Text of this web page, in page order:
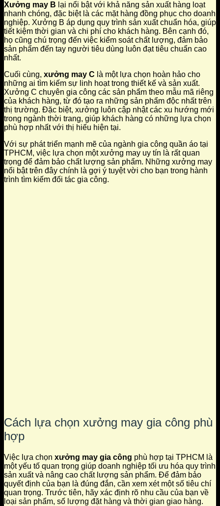
Xưởng may B lại nổi bật với khả năng sản xuất hàng loạt
nhanh chóng, đặc biệt là các mặt hàng đồng phục cho doanh
nghiệp. Xưởng B áp dụng quy trình sản xuất chuẩn hóa, giúp
tiết kiệm thời gian và chi phí cho khách hàng. Bên cạnh đó,
họ cũng chú trọng đến việc kiểm soát chất lượng, đảm bảo
sản phẩm đến tay người tiêu dùng luôn đạt tiêu chuẩn cao
nhất.
Cuối cùng, xưởng may C là một lựa chọn hoàn hảo cho
những ai tìm kiếm sự linh hoạt trong thiết kế và sản xuất.
Xưởng C chuyên gia công các sản phẩm theo mẫu mã riêng
của khách hàng, từ đó tạo ra những sản phẩm độc nhất trên
thị trường. Đặc biệt, xưởng luôn cập nhật các xu hướng mới
trong ngành thời trang, giúp khách hàng có những lựa chọn
phù hợp nhất với thị hiếu hiện tại.
Với sự phát triển mạnh mẽ của ngành gia công quần áo tại
TPHCM, việc lựa chọn một xưởng may uy tín là rất quan
trọng để đảm bảo chất lượng sản phẩm. Những xưởng may
nổi bật trên đây chính là gợi ý tuyệt vời cho bạn trong hành
trình tìm kiếm đối tác gia công.
Cách lựa chọn xưởng may gia công phù
hợp
Việc lựa chọn xưởng may gia công phù hợp tại TPHCM là
một yếu tố quan trọng giúp doanh nghiệp tối ưu hóa quy trình
sản xuất và nâng cao chất lượng sản phẩm. Để đảm bảo
quyết định của bạn là đúng đắn, cần xem xét một số tiêu chí
quan trọng. Trước tiên, hãy xác định rõ nhu cầu của bạn về
loại sản phẩm, số lượng đặt hàng và thời gian giao hàng.